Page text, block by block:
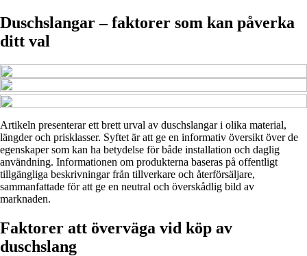
Duschslangar – faktorer som kan påverka
ditt val
Artikeln presenterar ett brett urval av duschslangar i olika material,
längder och prisklasser. Syftet är att ge en informativ översikt över de
egenskaper som kan ha betydelse för både installation och daglig
användning. Informationen om produkterna baseras på offentligt
tillgängliga beskrivningar från tillverkare och återförsäljare,
sammanfattade för att ge en neutral och överskådlig bild av
marknaden.
Faktorer att överväga vid köp av
duschslang